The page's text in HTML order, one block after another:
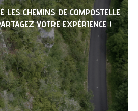
LES CHEMINS DE COMPOSTELLE
VOTRE EXPÉRIENCE !